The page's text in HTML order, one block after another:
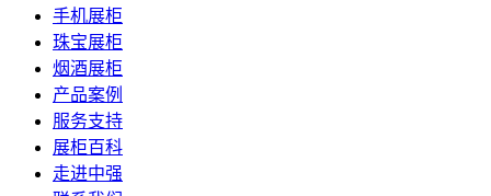
手机展柜
珠宝展柜
烟酒展柜
产品案例
服务支持
展柜百科
走进中强